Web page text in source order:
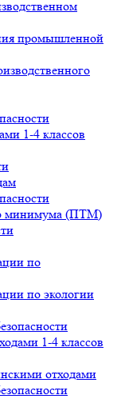
промышленной
1-4 классов
минимума (ПТМ)
по
по экологии
1-4 классов
отходами